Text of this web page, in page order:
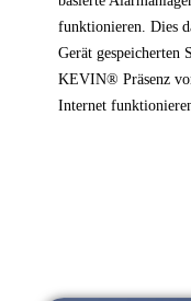
funktionieren. Dies
Gerät gespeicherten
KEVIN® Präsenz
Internet